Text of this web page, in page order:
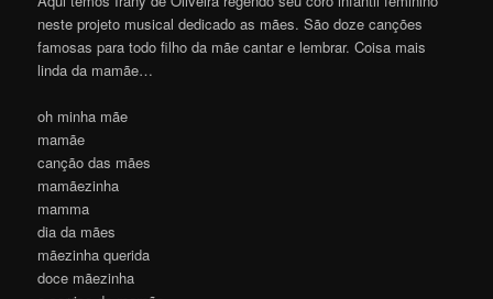
neste projeto musical dedicado as mães. São doze canções
famosas para todo filho da mãe cantar e lembrar. Coisa mais
linda da mamãe…
oh minha mãe
mamãe
canção das mães
mamãezinha
mamma
dia da mães
mãezinha querida
doce mãezinha